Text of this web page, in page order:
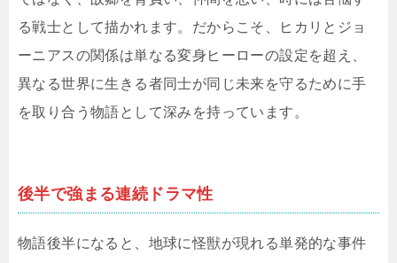
る戦士として描かれます。だからこそ、ヒカリとジョ
ーニアスの関係は単なる変身ヒーローの設定を超え、
異なる世界に生きる者同士が同じ未来を守るために手
を取り合う物語として深みを持っています。
後半で強まる連続ドラマ性
物語後半になると、地球に怪獣が現れる単発的な事件